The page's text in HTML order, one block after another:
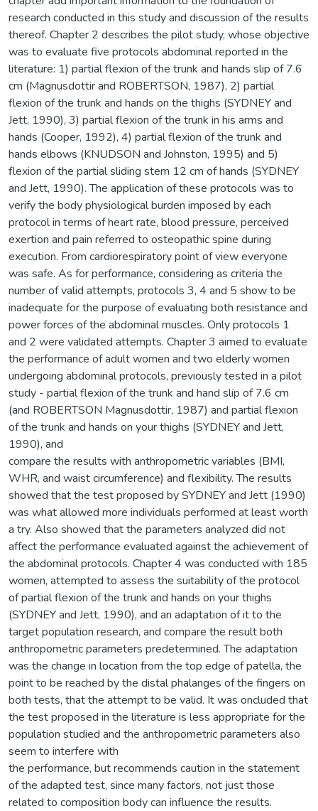
research conducted in this study and discussion of the results
thereof. Chapter 2 describes the pilot study, whose objective
was to evaluate five protocols abdominal reported in the
literature: 1) partial flexion of the trunk and hands slip of 7.6
cm (Magnusdottir and ROBERTSON, 1987), 2) partial
flexion of the trunk and hands on the thighs (SYDNEY and
Jett, 1990), 3) partial flexion of the trunk in his arms and
hands (Cooper, 1992), 4) partial flexion of the trunk and
hands elbows (KNUDSON and Johnston, 1995) and 5)
flexion of the partial sliding stem 12 cm of hands (SYDNEY
and Jett, 1990). The application of these protocols was to
verify the body physiological burden imposed by each
protocol in terms of heart rate, blood pressure, perceived
exertion and pain referred to osteopathic spine during
execution. From cardiorespiratory point of view everyone
was safe. As for performance, considering as criteria the
number of valid attempts, protocols 3, 4 and 5 show to be
inadequate for the purpose of evaluating both resistance and
power forces of the abdominal muscles. Only protocols 1
and 2 were validated attempts. Chapter 3 aimed to evaluate
the performance of adult women and two elderly women
undergoing abdominal protocols, previously tested in a pilot
study - partial flexion of the trunk and hand slip of 7.6 cm
(and ROBERTSON Magnusdottir, 1987) and partial flexion
of the trunk and hands on your thighs (SYDNEY and Jett,
1990), and
compare the results with anthropometric variables (BMI,
WHR, and waist circumference) and flexibility. The results
showed that the test proposed by SYDNEY and Jett (1990)
was what allowed more individuals performed at least worth
a try. Also showed that the parameters analyzed did not
affect the performance evaluated against the achievement of
the abdominal protocols. Chapter 4 was conducted with 185
women, attempted to assess the suitability of the protocol
of partial flexion of the trunk and hands on your thighs
(SYDNEY and Jett, 1990), and an adaptation of it to the
target population research, and compare the result both
anthropometric parameters predetermined. The adaptation
was the change in location from the top edge of patella, the
point to be reached by the distal phalanges of the fingers on
both tests, that the attempt to be valid. It was oncluded that
the test proposed in the literature is less appropriate for the
population studied and the anthropometric parameters also
seem to interfere with
the performance, but recommends caution in the statement
of the adapted test, since many factors, not just those
related to composition body can influence the results.